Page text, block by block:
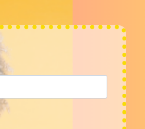
Bala 45 Kilos camisas
1.035,00€ (sin IVA)